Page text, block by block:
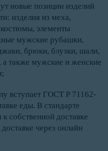
новые позиции изделий
изделия из меха,
элементы
мужские рубашки,
брюки, блузки, шали,
также мужские и женские
вступает ГОСТ Р 71162-
еды. В стандарте
собственной доставке
через онлайн